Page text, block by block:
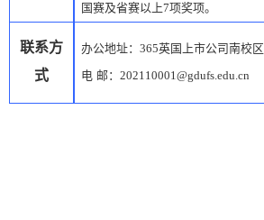
国赛及省赛以上7项奖项。
联系方
式
办公地址：365英国上市公司南校区
电 邮： 202110001@gdufs.edu.cn